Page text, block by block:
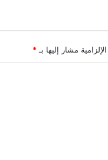
مشار إليها بـ *